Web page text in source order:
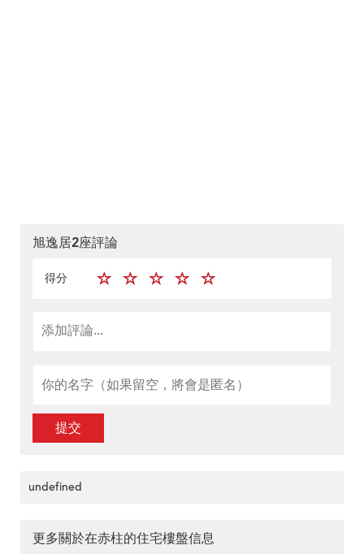
旭逸居2座評論
得分
提交
undefined
更多關於在赤柱的住宅樓盤信息